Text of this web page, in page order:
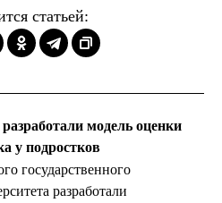
статьей:
модель оценки
у подростков
государственного
разработали